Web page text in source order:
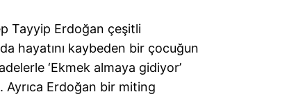
Tayyip Erdoğan çeşitli
hayatını kaybeden bir çocuğun
‘Ekmek almaya gidiyor’
Ayrıca Erdoğan bir miting